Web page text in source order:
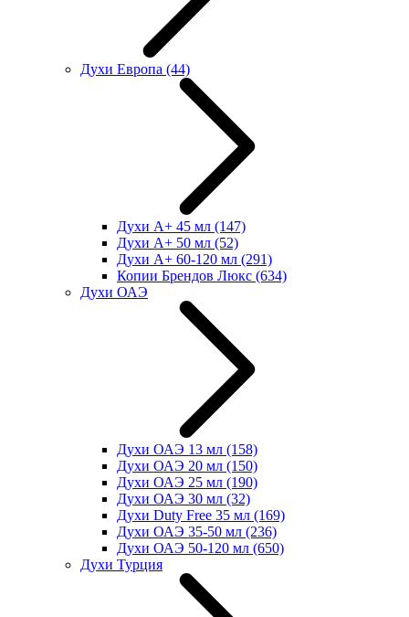
Духи Европа (44)
Духи А+ 45 мл (147)
Духи А+ 50 мл (52)
Духи А+ 60-120 мл (291)
Копии Брендов Люкс (634)
Духи ОАЭ
Духи ОАЭ 13 мл (158)
Духи ОАЭ 20 мл (150)
Духи ОАЭ 25 мл (190)
Духи ОАЭ 30 мл (32)
Духи Duty Free 35 мл (169)
Духи ОАЭ 35-50 мл (236)
Духи ОАЭ 50-120 мл (650)
Духи Турция